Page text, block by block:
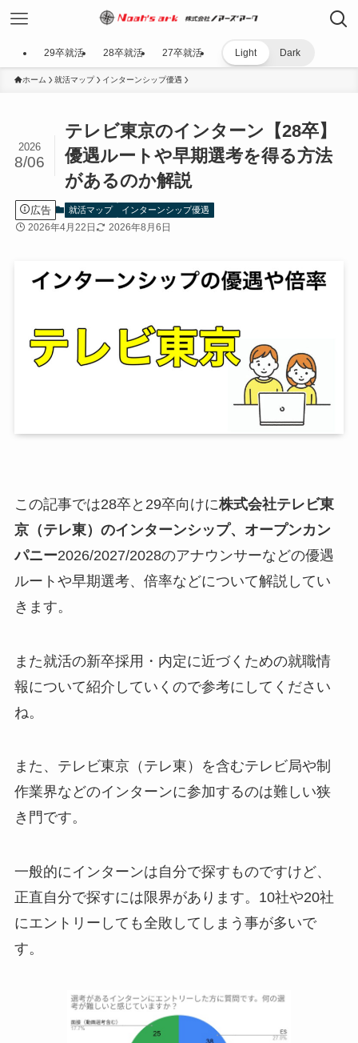
29卒就活 28卒就活 27卒就活 Light Dark
ホーム 就活マップ インターンシップ優遇
テレビ東京のインターン【28卒】
優遇ルートや早期選考を得る方法
があるのか解説
2026
8/06
広告 就活マップ インターンシップ優遇
2026年4月22日 2026年8月6日
この記事では28卒と29卒向けに株式会社テレビ東
京（テレ東）のインターンシップ、オープンカン
パニー2026/2027/2028のアナウンサーなどの優遇
ルートや早期選考、倍率などについて解説してい
きます。
また就活の新卒採用・内定に近づくための就職情
報について紹介していくので参考にしてください
ね。
また、テレビ東京（テレ東）を含むテレビ局や制
作業界などのインターンに参加するのは難しい狭
き門です。
一般的にインターンは自分で探すものですけど、
正直自分で探すには限界があります。10社や20社
にエントリーしても全敗してしまう事が多いで
す。